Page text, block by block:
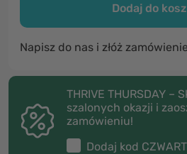
Dodaj do
Napisz do nas i złóż
THRIVE THURSDAY –
szalonych okazji i
zamówieniu!
Dodaj kod